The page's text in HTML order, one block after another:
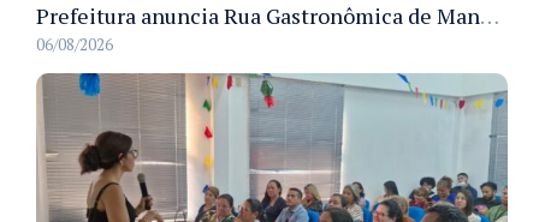
Prefeitura anuncia Rua Gastronômica de Manaus e garante alternativas para 54 ambulantes cadastrados
06/08/2026